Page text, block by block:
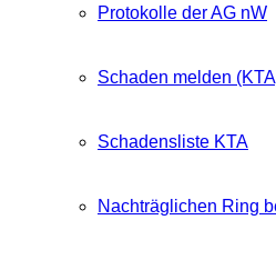
Protokolle der AG nW
Schaden melden
Schadensliste KTA
Nachträglichen Ring